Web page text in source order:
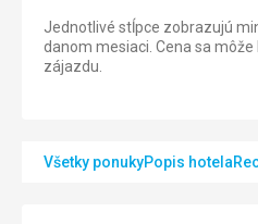
Jednotlivé stĺpce zobrazujú
danom mesiaci. Cena sa
zájazdu.
Všetky ponukyPopis hotela